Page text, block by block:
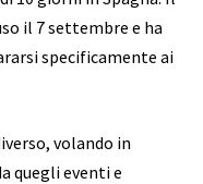
il 7 settembre e ha
specificamente ai
volando in
quegli eventi e